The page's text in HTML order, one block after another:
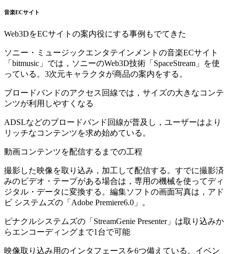
音楽ECサイト
Web3DをECサイトの案内役にする事例もでてきた
ソニー・ミュージックエンタテインメントの音楽ECサイト
「bitmusic」では，ソニーのWeb3D技術「SpaceStream」を使
っている。3次元キャラクタが商品の案内をする。
ブロードバンドのアクセス回線では，サイズの大きなコンテ
ンツが利用しやすくなる
ADSLなどのブロードバンド回線が普及し，ユーザーはより
リッチなコンテンツを求め始めている。
動画コンテンツを配信するまでの工程
撮影した映像を取り込み，加工して配信する。すでに撮影済
みのビデオ・テープがある場合は，専用の機械を使ってディ
ジタル・データに変換する。編集ソフトの画面写真は，アド
ビ システムズの「Adobe Premiere6.0」。
ピナクルシステムズの「StreamGenie Presenter」は取り込みか
らエンコーディングまで1台で可能
映像取り込み用のインタフェースを6つ備えている。イベン